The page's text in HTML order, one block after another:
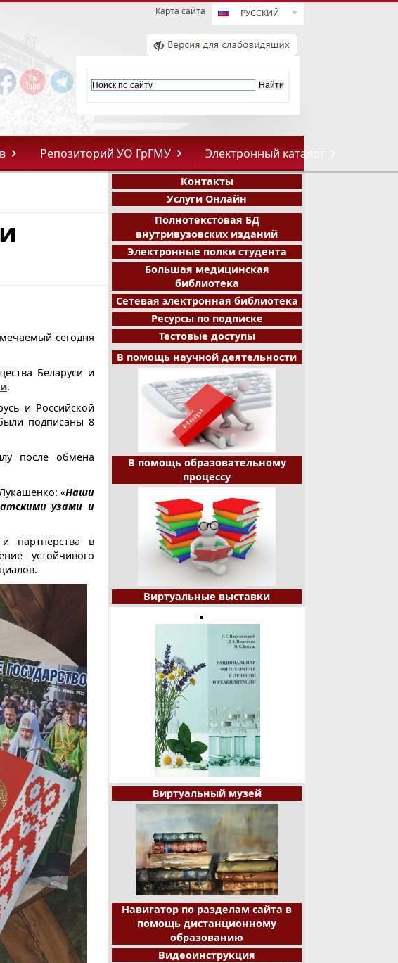
Карта сайта РУССКИЙ
Репозиторий УО ГрГМУ Электронный каталог
сегодня
Беларуси и
.
и Российской
подписаны 8
после обмена
«Наши
узами и
партнёрства в
устойчивого
Контакты
Услуги Онлайн
Полнотекстовая БД
внутривузовских изданий
Электронные полки студента
Большая медицинская
библиотека
Сетевая электронная библиотека
Ресурсы по подписке
Тестовые доступы
В помощь научной деятельности
В помощь образовательному
процессу
Виртуальные выставки
Виртуальный музей
Навигатор по разделам сайта в
помощь дистанционному
образованию
Видеоинструкция